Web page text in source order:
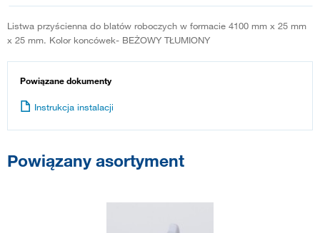
Listwa przyścienna do blatów roboczych w formacie 4100 mm x 25 mm
x 25 mm. Kolor koncówek- BEŻOWY TŁUMIONY
Powiązane dokumenty
Instrukcja instalacji
Powiązany asortyment